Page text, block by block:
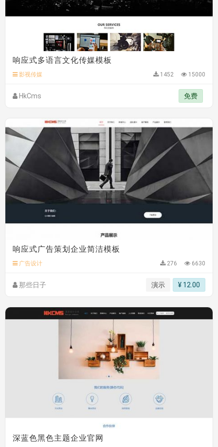
hk****28 安装《 Technoai科技人工智能IT服务多用途网
站模板》￥39.90
》￥9.90
C**y 安装《响应式多语言白色主题通用企业站》免费
C**y 安装《双语言响应式科技通用模板》免费
C**y 安装《双语言响应式科技通用模板》免费
hk****82 安装《响应式多语言会计机构模板
hk****82 安装《
响应式多语言文化传媒模板 》免费
响应式多语言文化传媒模板
影视传媒 1452 15000
HkCms 免费
响应式广告策划企业简洁模板
广告设计 276 6630
那些日子 演示 ¥ 12.00
深蓝色黑色主题企业官网